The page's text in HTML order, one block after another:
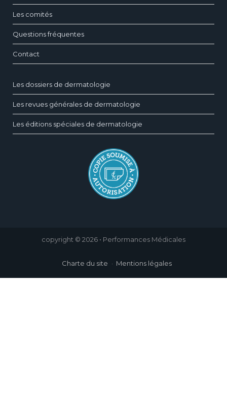
Les comités
Questions fréquentes
Contact
Les dossiers de dermatologie
Les revues générales de dermatologie
Les éditions spéciales de dermatologie
copyright © 2026 • Performances Médicales
Charte du site Mentions légales